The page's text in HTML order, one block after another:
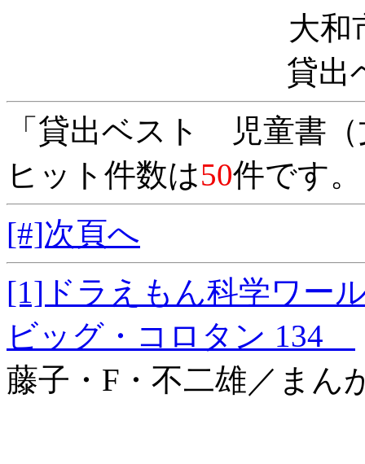
大和
貸出
「貸出ベスト 児童書
ヒット件数は50件です
[#]次頁へ
[1]ドラえもん科学ワ
ビッグ・コロタン 134
藤子・F・不二雄／ま